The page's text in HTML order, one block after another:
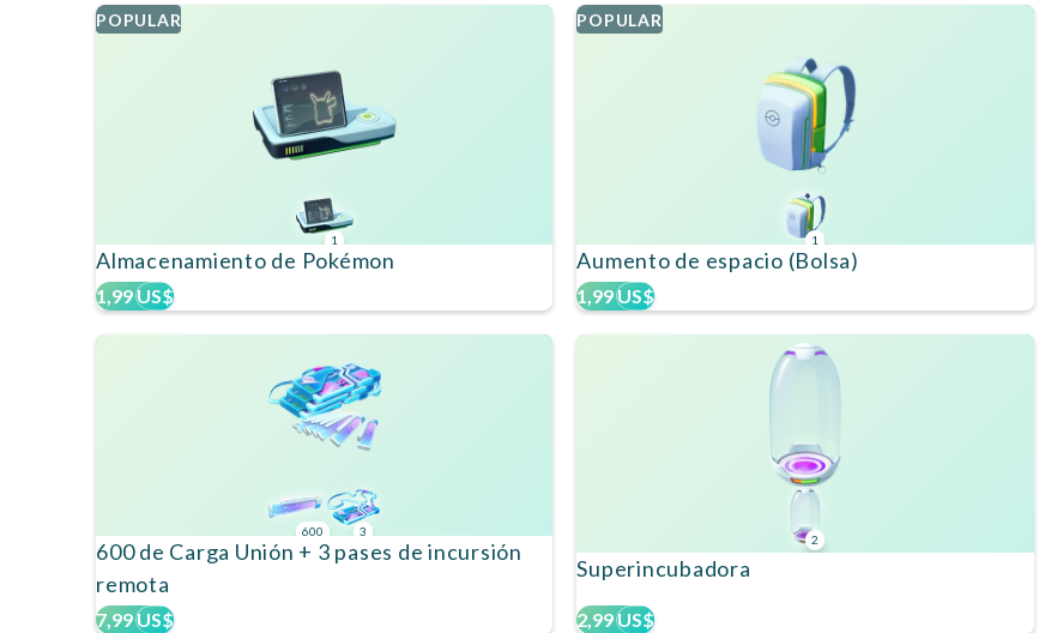
POPULAR
1
Almacenamiento de Pokémon
1,99 US$
POPULAR
1
Aumento de espacio (Bolsa)
1,99 US$
600 3
600 de Carga Unión + 3 pases de incursión
remota
7,99 US$
2
Superincubadora
2,99 US$